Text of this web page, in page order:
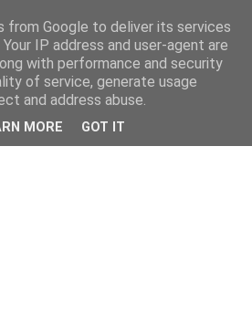
from Google to deliver its services
IP address and user-agent are
with performance and security
of service, generate usage
and address abuse.
MORE GOT IT